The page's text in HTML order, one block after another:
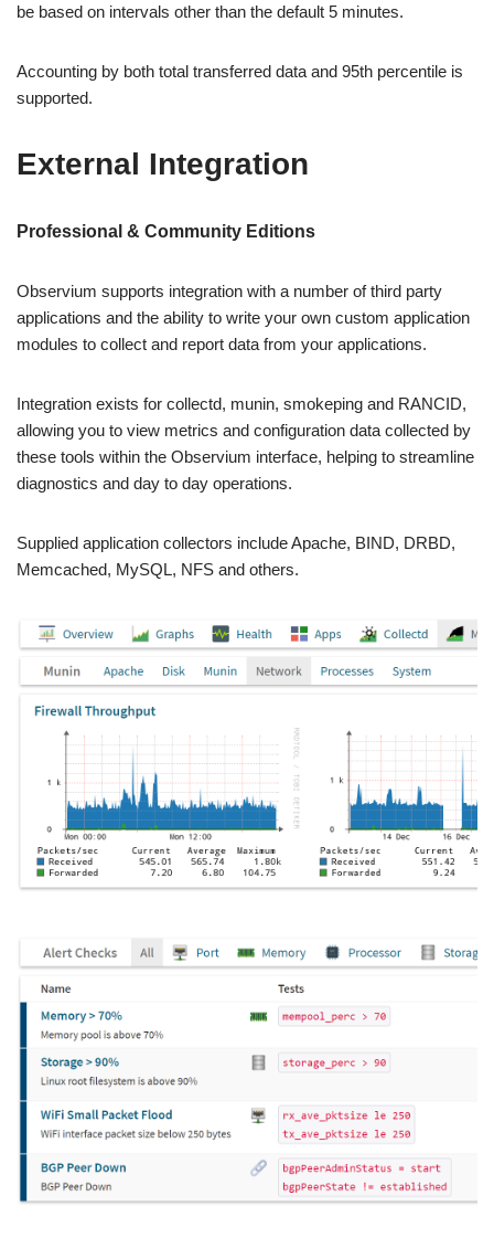
be based on intervals other than the default 5 minutes.
Accounting by both total transferred data and 95th percentile is
supported.
External Integration
Professional & Community Editions
Observium supports integration with a number of third party
applications and the ability to write your own custom application
modules to collect and report data from your applications.
Integration exists for collectd, munin, smokeping and RANCID,
allowing you to view metrics and configuration data collected by
these tools within the Observium interface, helping to streamline
diagnostics and day to day operations.
Supplied application collectors include Apache, BIND, DRBD,
Memcached, MySQL, NFS and others.